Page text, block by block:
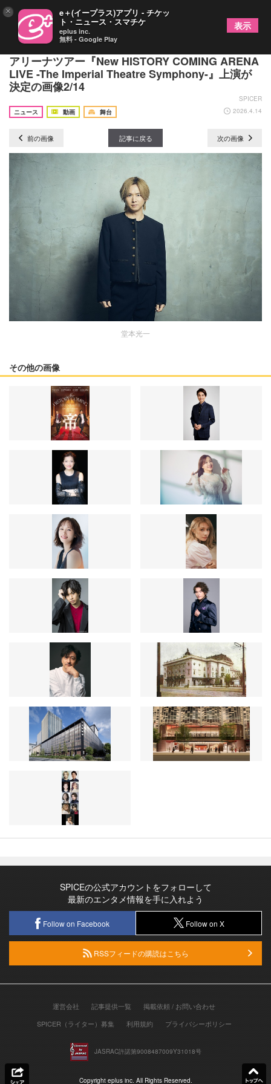
堂本光一＆井上芳雄出演、日本ミュージカル界初の
アリーナツアー『New HISTORY COMING ARENA
LIVE -The Imperial Theatre Symphony-』上演が
決定の画像2/14
SPICER
ニュース
動画 舞台 2026.4.14
前の画像 記事に戻る 次の画像
堂本光一
その他の画像
SPICEの公式アカウントをフォローして
最新のエンタメ情報を手に入れよう
Follow on Facebook Follow on X
RSSフィードの購読はこちら
運営会社 記事提供一覧
掲載依頼 / お問い合わせ
SPICER（ライター）募集
利用規約 プライバシーポリシー
JASRAC許諾第9008487009Y31018号
Copyright eplus inc. All Rights Reserved.
× e＋(イープラス)アプリ - チケッ
ト・ニュース・スマチケ
eplus inc.
無料 - Google Play
表示